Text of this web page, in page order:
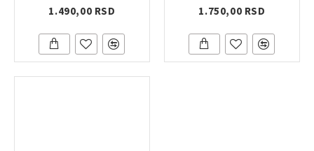
1.490,00 RSD
1.750,00 RSD